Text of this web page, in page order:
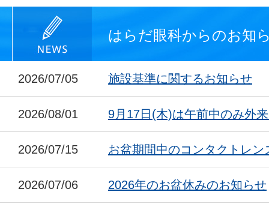
はらだ眼科からのお知
2026/07/05 施設基準に関するお知らせ
2026/08/01 9月17日(木)は午前中のみ外
2026/07/15 お盆期間中のコンタクトレン
2026/07/06 2026年のお盆休みのお知らせ